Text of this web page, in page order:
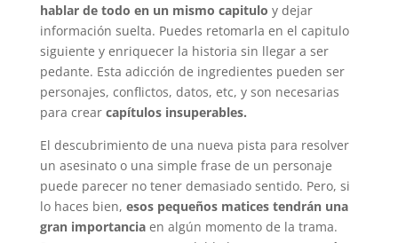
hablar de todo en un mismo capitulo y dejar
información suelta. Puedes retomarla en el capitulo
siguiente y enriquecer la historia sin llegar a ser
pedante. Esta adicción de ingredientes pueden ser
personajes, conflictos, datos, etc, y son necesarias
para crear capítulos insuperables.
El descubrimiento de una nueva pista para resolver
un asesinato o una simple frase de un personaje
puede parecer no tener demasiado sentido. Pero, si
lo haces bien, esos pequeños matices tendrán una
gran importanciaen algún momento de la trama.